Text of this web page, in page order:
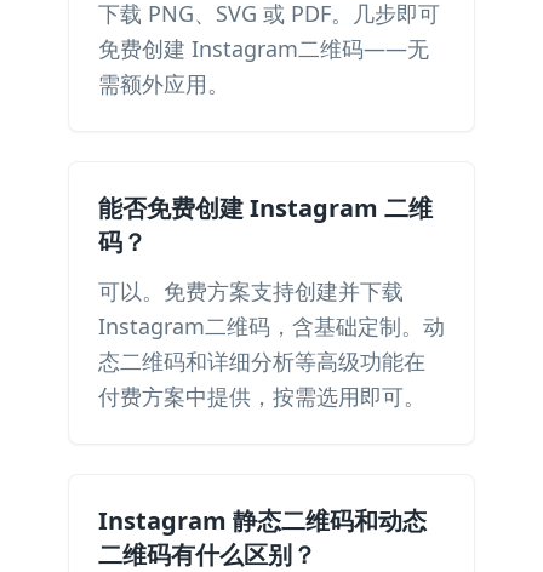
下载 PNG、SVG 或 PDF。几步即可
免费创建 Instagram二维码——无
需额外应用。
能否免费创建 Instagram 二维
码？
可以。免费方案支持创建并下载
Instagram二维码，含基础定制。动
态二维码和详细分析等高级功能在
付费方案中提供，按需选用即可。
Instagram 静态二维码和动态
二维码有什么区别？